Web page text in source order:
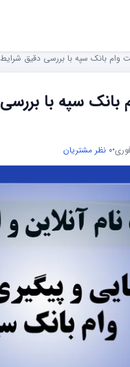
وام بانک سپه با بررسی دقیق
بانک سپه با
•0 نظر مشتریان